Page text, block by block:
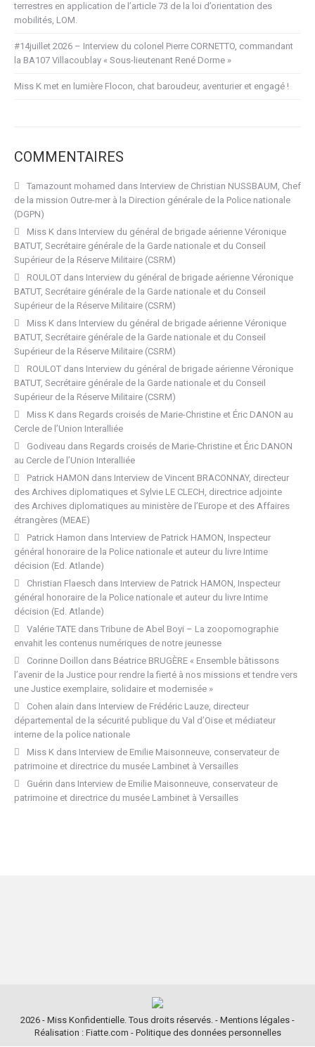
terrestres en application de l’article 73 de la loi d’orientation des
mobilités, LOM.
#14juillet 2026 – Interview du colonel Pierre CORNETTO, commandant
la BA107 Villacoublay « Sous-lieutenant René Dorme »
Miss K met en lumière Flocon, chat baroudeur, aventurier et engagé !
COMMENTAIRES
Tamazount mohamed dans Interview de Christian NUSSBAUM, Chef
de la mission Outre-mer à la Direction générale de la Police nationale
(DGPN)
Miss K dans Interview du général de brigade aérienne Véronique
BATUT, Secrétaire générale de la Garde nationale et du Conseil
Supérieur de la Réserve Militaire (CSRM)
ROULOT dans Interview du général de brigade aérienne Véronique
BATUT, Secrétaire générale de la Garde nationale et du Conseil
Supérieur de la Réserve Militaire (CSRM)
Miss K dans Interview du général de brigade aérienne Véronique
BATUT, Secrétaire générale de la Garde nationale et du Conseil
Supérieur de la Réserve Militaire (CSRM)
ROULOT dans Interview du général de brigade aérienne Véronique
BATUT, Secrétaire générale de la Garde nationale et du Conseil
Supérieur de la Réserve Militaire (CSRM)
Miss K dans Regards croisés de Marie-Christine et Éric DANON au
Cercle de l’Union Interalliée
Godiveau dans Regards croisés de Marie-Christine et Éric DANON
au Cercle de l’Union Interalliée
Patrick HAMON dans Interview de Vincent BRACONNAY, directeur
des Archives diplomatiques et Sylvie LE CLECH, directrice adjointe
des Archives diplomatiques au ministère de l’Europe et des Affaires
étrangères (MEAE)
Patrick Hamon dans Interview de Patrick HAMON, Inspecteur
général honoraire de la Police nationale et auteur du livre Intime
décision (Ed. Atlande)
Christian Flaesch dans Interview de Patrick HAMON, Inspecteur
général honoraire de la Police nationale et auteur du livre Intime
décision (Ed. Atlande)
Valérie TATE dans Tribune de Abel Boyi – La zoopornographie
envahit les contenus numériques de notre jeunesse
Corinne Doillon dans Béatrice BRUGÈRE « Ensemble bâtissons
l’avenir de la Justice pour rendre la fierté à nos missions et tendre vers
une Justice exemplaire, solidaire et modernisée »
Cohen alain dans Interview de Frédéric Lauze, directeur
départemental de la sécurité publique du Val d’Oise et médiateur
interne de la police nationale
Miss K dans Interview de Emilie Maisonneuve, conservateur de
patrimoine et directrice du musée Lambinet à Versailles
Guérin dans Interview de Emilie Maisonneuve, conservateur de
patrimoine et directrice du musée Lambinet à Versailles
2026 - Miss Konfidentielle. Tous droits réservés. - Mentions légales -
Réalisation : Fiatte.com - Politique des données personnelles